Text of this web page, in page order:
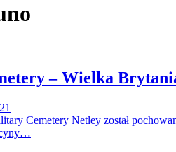
– Wielka
Cemetery Netley został